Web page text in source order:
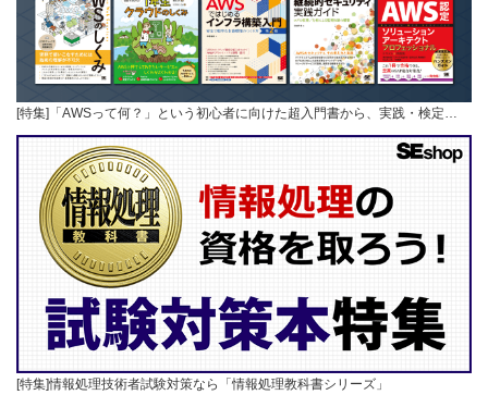
[特集]「AWSって何？」という初心者に向けた超入門書から、実践・検定…
[特集]情報処理技術者試験対策なら「情報処理教科書シリーズ」